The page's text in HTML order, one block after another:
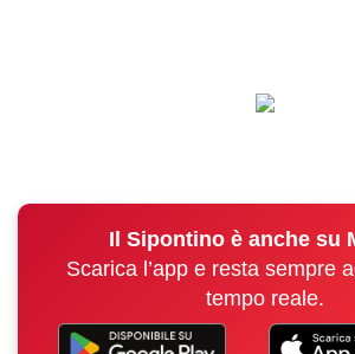
Il Sipontino è anche su
Scarica l’app e resta sempre
tempo reale.